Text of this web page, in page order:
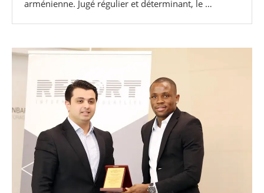
arménienne. Jugé régulier et déterminant, le …